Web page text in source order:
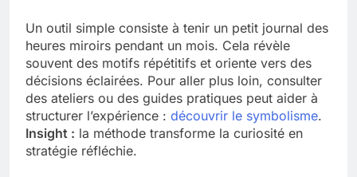
Un outil simple consiste à tenir un petit journal des
heures miroirs pendant un mois. Cela révèle
souvent des motifs répétitifs et oriente vers des
décisions éclairées. Pour aller plus loin, consulter
des ateliers ou des guides pratiques peut aider à
structurer l’expérience : découvrir le symbolisme.
Insight : la méthode transforme la curiosité en
stratégie réfléchie.